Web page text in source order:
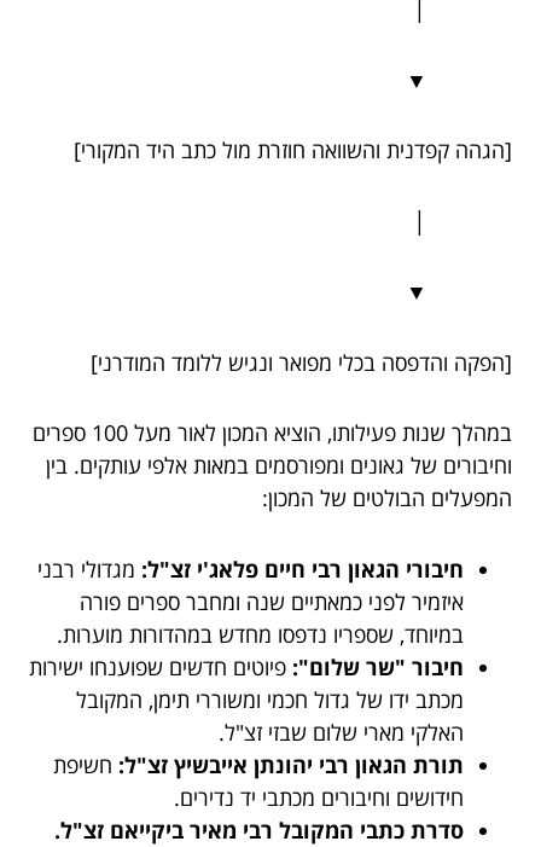
▼
[הגהה קפדנית והשוואה חוזרת מול כתב היד המקורי]
▼
[הפקה והדפסה בכלי מפואר ונגיש ללומד המודרני]
במהלך שנות פעילותו, הוציא המכון לאור מעל 100 ספרים
וחיבורים של גאונים ומפורסמים במאות אלפי עותקים. בין
המפעלים הבולטים של המכון:
חיבורי הגאון רבי חיים פלאג'י זצ"ל: מגדולי רבני
איזמיר לפני כמאתיים שנה ומחבר ספרים פורה
במיוחד, שספריו נדפסו מחדש במהדורות מוערות.
חיבור "שר שלום": פיוטים חדשים שפוענחו ישירות
מכתב ידו של גדול חכמי ומשוררי תימן, המקובל
האלקי מארי שלום שבזי זצ"ל.
תורת הגאון רבי יהונתן אייבשיץ זצ"ל: חשיפת
חידושים וחיבורים מכתבי יד נדירים.
סדרת כתבי המקובל רבי מאיר ביקייאם זצ"ל.